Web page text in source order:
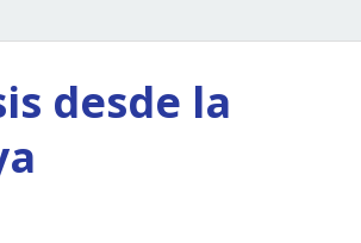
desde la